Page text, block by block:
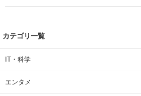
カテゴリ一覧
IT・科学
エンタメ